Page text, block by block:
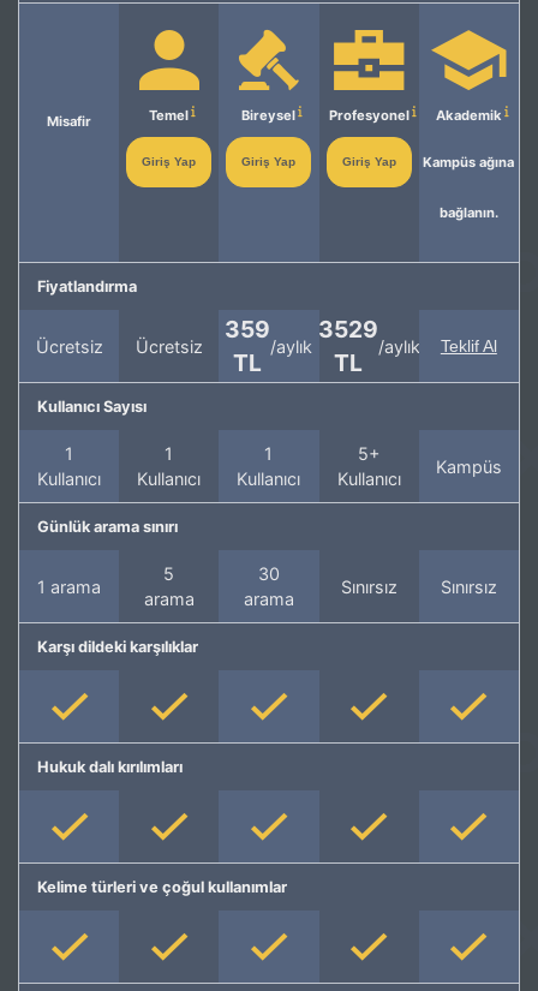
Misafir Temel
Giriş Yap
Bireysel
Giriş Yap
Profesyonel
Giriş Yap
Akademik
Kampüs ağına
bağlanın.
Fiyatlandırma
Ücretsiz Ücretsiz
359
TL
/aylık
3529
TL
/aylık Teklif Al
Kullanıcı Sayısı
1
Kullanıcı
1
Kullanıcı
1
Kullanıcı
5+
Kullanıcı
Kampüs
Günlük arama sınırı
1 arama
5
arama
30
arama
Sınırsız Sınırsız
Karşı dildeki karşılıklar
Hukuk dalı kırılımları
Kelime türleri ve çoğul kullanımlar